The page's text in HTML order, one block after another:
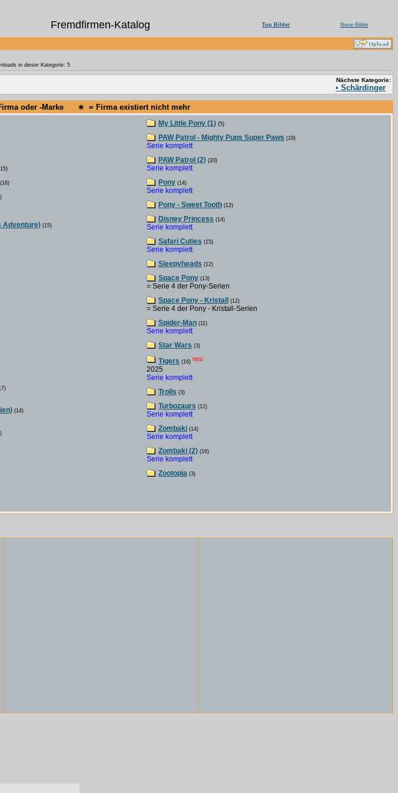
Fremdfirmen-Katalog Top Bilder Neue Bilder
in dieser Kategorie: 5
Nächste Kategorie:
• Schärdinger
oder -Marke ∗ = Firma existiert nicht mehr
(16)
Adventure) (15)
(14)
My Little Pony (1) (5)
PAW Patrol - Mighty Pups Super Paws (19)
Serie komplett
PAW Patrol (2) (20)
Serie komplett
Pony (14)
Serie komplett
Pony - Sweet Tooth (12)
Disney Princess (14)
Serie komplett
Safari Cuties (15)
Serie komplett
Sleepyheads (12)
Space Pony (13)
= Serie 4 der Pony-Serien
Space Pony - Kristall
(12)
= Serie 4 der Pony - Kristall-Serien
Spider-Man (11)
Serie komplett
Star Wars (3)
Tigers (16) neu
2025
Serie komplett
Trolls (3)
Turbozaurs (12)
Serie komplett
Zombaki (14)
Serie komplett
Zombaki (2) (16)
Serie komplett
Zootopia (3)